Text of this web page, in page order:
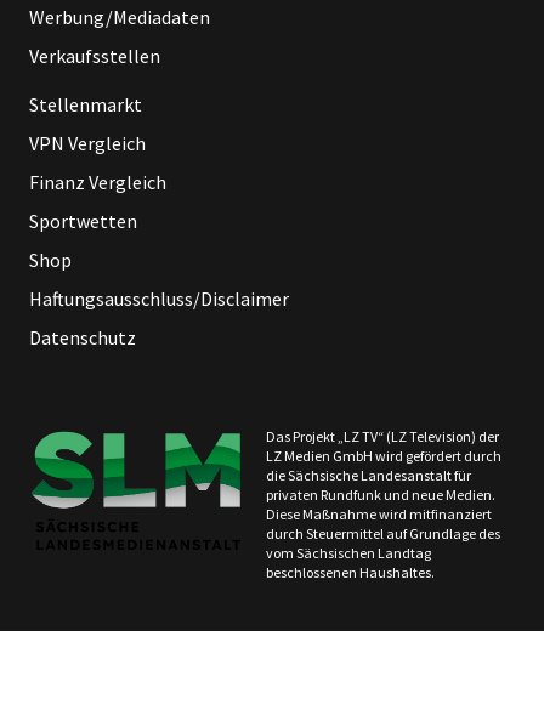
Werbung/Mediadaten
Verkaufsstellen
Stellenmarkt
VPN Vergleich
Finanz Vergleich
Sportwetten
Shop
Haftungsausschluss/Disclaimer
Datenschutz
Das Projekt „LZ TV“ (LZ Television) der
LZ Medien GmbH wird gefördert durch
die Sächsische Landesanstalt für
privaten Rundfunk und neue Medien.
Diese Maßnahme wird mitfinanziert
durch Steuermittel auf Grundlage des
vom Sächsischen Landtag
beschlossenen Haushaltes.